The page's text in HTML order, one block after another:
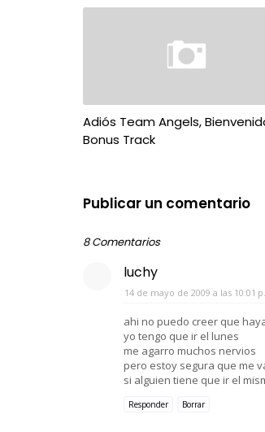
Adiós Team Angels,
Bonus Track
Publicar un comentario
8 Comentarios
luchy
14 de mayo de 2009 a las 10:01
ahi no puedo creer que
yo tengo que ir el lunes
me agarro muchos nervios
pero estoy segura que me
si alguien tiene que ir el
Responder Borrar